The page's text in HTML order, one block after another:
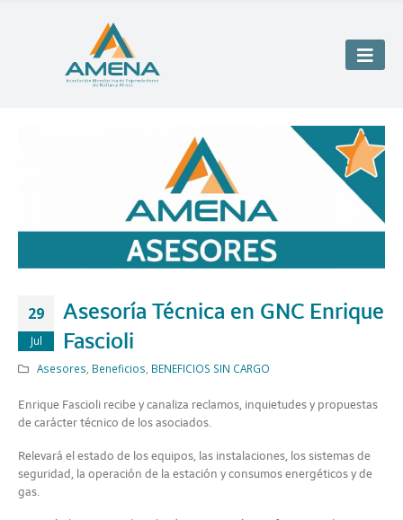
29
Jul
Asesoría Técnica en GNC Enrique
Fascioli
Asesores, Beneficios, BENEFICIOS SIN CARGO
Enrique Fascioli recibe y canaliza reclamos, inquietudes y propuestas
de carácter técnico de los asociados.
Relevará el estado de los equipos, las instalaciones, los sistemas de
seguridad, la operación de la estación y consumos energéticos y de
gas.